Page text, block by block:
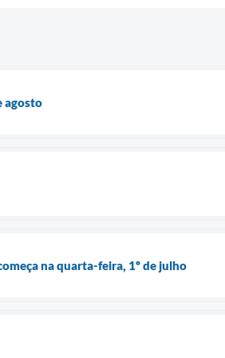
agosto
na quarta-feira, 1º de julho